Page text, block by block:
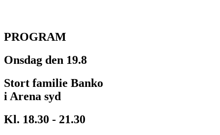
PROGRAM
Onsdag den 19.8
Stort familie Banko
i Arena syd
Kl. 18.30 - 21.30